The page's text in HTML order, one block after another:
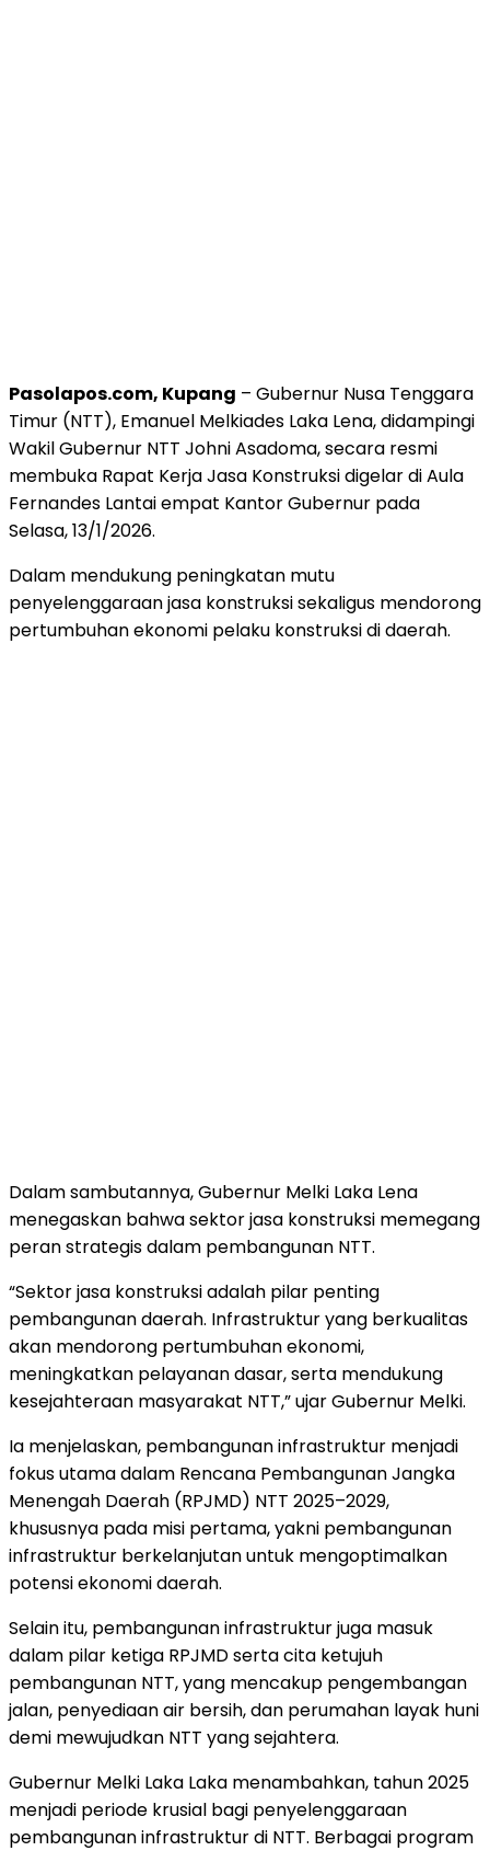
Pasolapos.com, Kupang – Gubernur Nusa Tenggara
Timur (NTT), Emanuel Melkiades Laka Lena, didampingi
Wakil Gubernur NTT Johni Asadoma, secara resmi
membuka Rapat Kerja Jasa Konstruksi digelar di Aula
Fernandes Lantai empat Kantor Gubernur pada
Selasa, 13/1/2026.
Dalam mendukung peningkatan mutu
penyelenggaraan jasa konstruksi sekaligus mendorong
pertumbuhan ekonomi pelaku konstruksi di daerah.
Dalam sambutannya, Gubernur Melki Laka Lena
menegaskan bahwa sektor jasa konstruksi memegang
peran strategis dalam pembangunan NTT.
“Sektor jasa konstruksi adalah pilar penting
pembangunan daerah. Infrastruktur yang berkualitas
akan mendorong pertumbuhan ekonomi,
meningkatkan pelayanan dasar, serta mendukung
kesejahteraan masyarakat NTT,” ujar Gubernur Melki.
Ia menjelaskan, pembangunan infrastruktur menjadi
fokus utama dalam Rencana Pembangunan Jangka
Menengah Daerah (RPJMD) NTT 2025–2029,
khususnya pada misi pertama, yakni pembangunan
infrastruktur berkelanjutan untuk mengoptimalkan
potensi ekonomi daerah.
Selain itu, pembangunan infrastruktur juga masuk
dalam pilar ketiga RPJMD serta cita ketujuh
pembangunan NTT, yang mencakup pengembangan
jalan, penyediaan air bersih, dan perumahan layak huni
demi mewujudkan NTT yang sejahtera.
Gubernur Melki Laka Laka menambahkan, tahun 2025
menjadi periode krusial bagi penyelenggaraan
pembangunan infrastruktur di NTT. Berbagai program